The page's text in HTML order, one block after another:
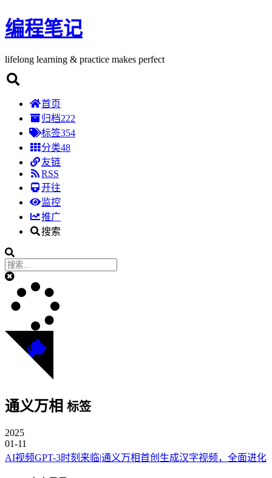
编程笔记
lifelong learning & practice makes perfect
首页
归档222
标签354
分类48
友链
RSS
开往
监控
推广
搜索
通义万相 标签
2025
01-11
AI视频GPT-3时刻来临|通义万相首创生成汉字视频，全面进化